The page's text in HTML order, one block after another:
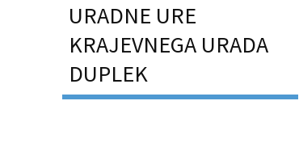
URADNE URE
KRAJEVNEGA URADA
DUPLEK